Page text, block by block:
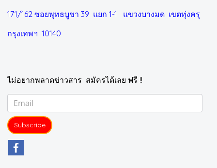
171/162 ซอยพุทธบูชา 39 แยก 1-1 แขวงบางมด เขตทุ่งครุ
กรุงเทพฯ 10140
ไม่อยากพลาดข่าวสาร สมัครได้เลย ฟรี !!
Subscribe